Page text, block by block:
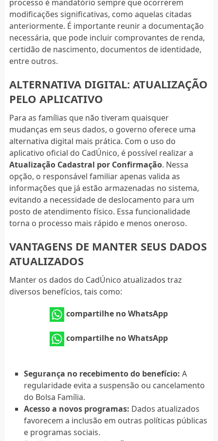
processo é mandatório sempre que ocorrerem
modificações significativas, como aquelas citadas
anteriormente. É importante reunir a documentação
necessária, que pode incluir comprovantes de renda,
certidão de nascimento, documentos de identidade,
entre outros.
ALTERNATIVA DIGITAL: ATUALIZAÇÃO
PELO APLICATIVO
Para as famílias que não tiveram quaisquer
mudanças em seus dados, o governo oferece uma
alternativa digital mais prática. Com o uso do
aplicativo oficial do CadÚnico, é possível realizar a
Atualização Cadastral por Confirmação. Nessa
opção, o responsável familiar apenas valida as
informações que já estão armazenadas no sistema,
evitando a necessidade de deslocamento para um
posto de atendimento físico. Essa funcionalidade
torna o processo mais rápido e menos oneroso.
VANTAGENS DE MANTER SEUS DADOS
ATUALIZADOS
Manter os dados do CadÚnico atualizados traz
diversos benefícios, tais como:
compartilhe no WhatsApp
compartilhe no WhatsApp
Segurança no recebimento do benefício: A
regularidade evita a suspensão ou cancelamento
do Bolsa Família.
Acesso a novos programas: Dados atualizados
favorecem a inclusão em outras políticas públicas
e programas sociais.